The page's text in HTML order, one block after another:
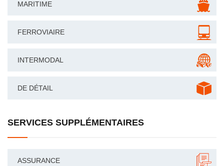
MARITIME
FERROVIAIRE
INTERMODAL
DE DÉTAIL
SERVICES SUPPLÉMENTAIRES
ASSURANCE